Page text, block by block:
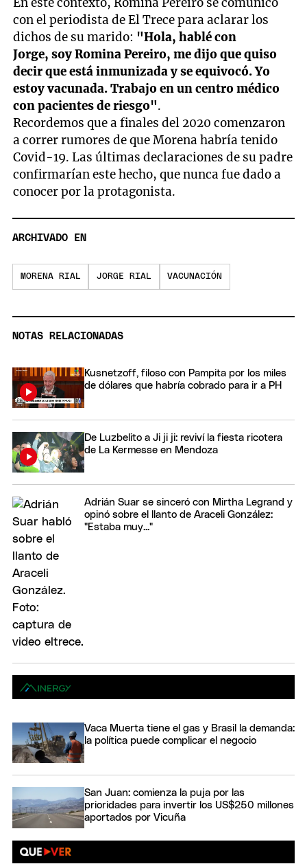
con el periodista de El Trece para aclarar los
dichos de su marido: "Hola, hablé con
Jorge, soy Romina Pereiro, me dijo que quiso
decir que está inmunizada y se equivocó. Yo
estoy vacunada. Trabajo en un centro médico
con pacientes de riesgo".
Recordemos que a finales del 2020 comenzaron
a correr rumores de que Morena habría tenido
Covid-19. Las últimas declaraciones de su padre
confirmarían este hecho, que nunca fue dado a
conocer por la protagonista.
ARCHIVADO EN
MORENA RIAL JORGE RIAL VACUNACIÓN
NOTAS RELACIONADAS
Kusnetzoff, filoso con Pampita por los miles
de dólares que habría cobrado para ir a PH
De Luzbelito a Ji ji ji: reviví la fiesta ricotera
de La Kermesse en Mendoza
Adrián Suar se sinceró con Mirtha Legrand y
opinó sobre el llanto de Araceli González:
"Estaba muy..."
Vaca Muerta tiene el gas y Brasil la demanda:
la política puede complicar el negocio
San Juan: comienza la puja por las
prioridades para invertir los US$250 millones
aportados por Vicuña